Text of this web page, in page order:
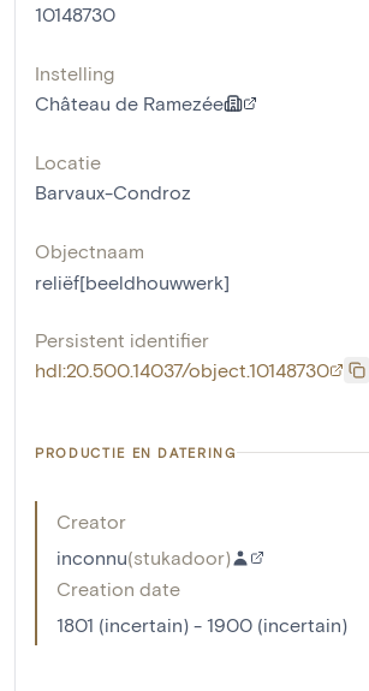
10148730
Instelling
Château de Ramezée
Locatie
Barvaux-Condroz
Objectnaam
reliëf[beeldhouwwerk]
Persistent identifier
hdl:20.500.14037/object.10148730
PRODUCTIE EN DATERING
Creator
inconnu(stukadoor)
Creation date
1801 (incertain) - 1900 (incertain)